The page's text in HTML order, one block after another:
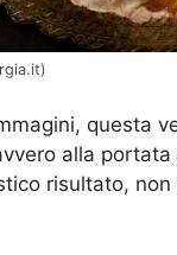
questa
alla
risultato,